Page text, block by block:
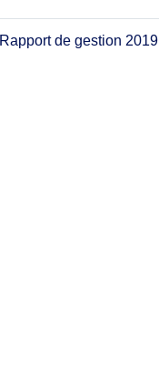
Rapport de gestion 2019